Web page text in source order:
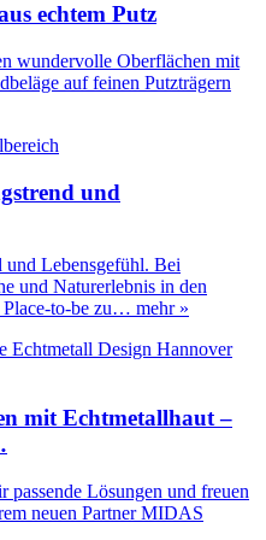
echtem Putz
wundervolle Oberflächen mit
auf feinen Putzträgern
und
Lebensgefühl. Bei
und Naturerlebnis in den
Place-to-be zu… mehr »
mit Echtmetallhaut –
passende Lösungen und freuen
neuen Partner MIDAS